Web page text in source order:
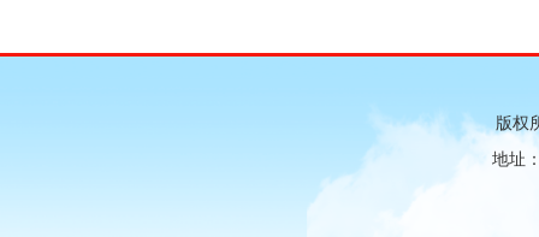
版权
地址